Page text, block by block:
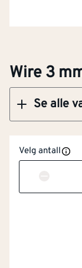
Wire 3
Se alle
Velg antall